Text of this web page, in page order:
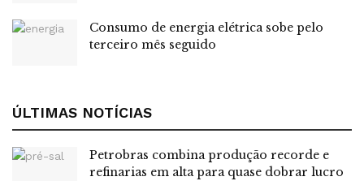
Cuidados
Embora a transição traga muitas vantagens, ela também
Contar com assessoria especializada será fundamental
Energia, com experiência na assessoria de grandes e
Consumo de energia elétrica sobe pelo
terceiro mês seguido
ÚLTIMAS NOTÍCIAS
Petrobras combina produção recorde e
refinarias em alta para quase dobrar lucro